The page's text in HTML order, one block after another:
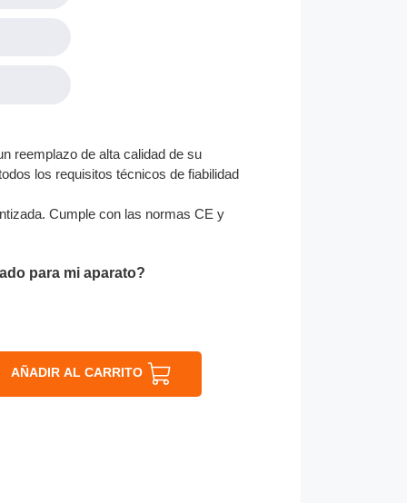
reemplazo de alta calidad de su
los requisitos técnicos de fiabilidad
Cumple con las normas CE y
para mi aparato?
AÑADIR AL CARRITO